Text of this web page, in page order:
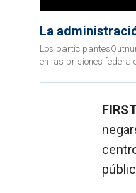
La
Los
en las prisiones